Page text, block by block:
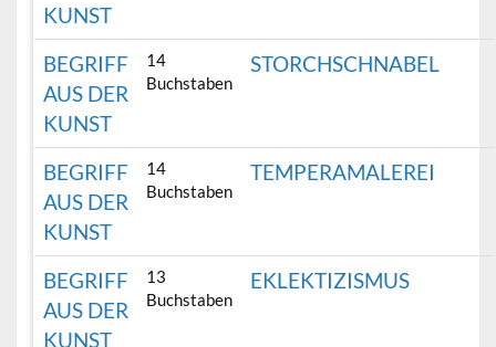
KUNST
BEGRIFF
AUS DER
KUNST
14
Buchstaben
STORCHSCHNABEL
BEGRIFF
AUS DER
KUNST
14
Buchstaben
TEMPERAMALEREI
BEGRIFF
AUS DER
KUNST
13
Buchstaben
EKLEKTIZISMUS